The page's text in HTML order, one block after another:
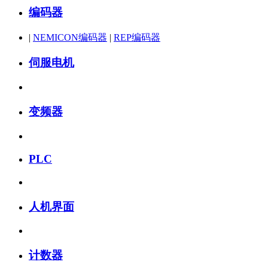
编码器
| NEMICON编码器 | REP编码器
伺服电机
变频器
PLC
人机界面
计数器